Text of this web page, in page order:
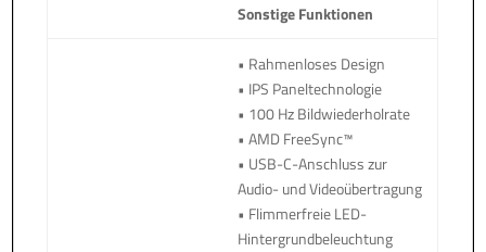
Sonstige Funktionen
• Rahmenloses Design
• IPS Paneltechnologie
• 100 Hz Bildwiederholrate
• AMD FreeSync™
• USB-C-Anschluss zur
Audio- und Videoübertragung
• Flimmerfreie LED-
Hintergrundbeleuchtung